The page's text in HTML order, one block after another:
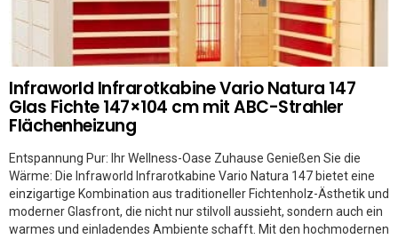
Infraworld Infrarotkabine Vario Natura 147
Glas Fichte 147×104 cm mit ABC-Strahler
Flächenheizung
Entspannung Pur: Ihr Wellness-Oase Zuhause Genießen Sie die
Wärme: Die Infraworld Infrarotkabine Vario Natura 147 bietet eine
einzigartige Kombination aus traditioneller Fichtenholz-Ästhetik und
moderner Glasfront, die nicht nur stilvoll aussieht, sondern auch ein
warmes und einladendes Ambiente schafft. Mit den hochmodernen